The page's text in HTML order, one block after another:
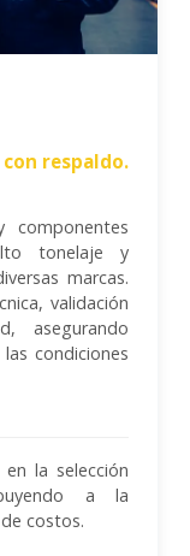
respaldo.
componentes
tonelaje y
marcas.
validación
asegurando
condiciones
la selección
a la
costos.